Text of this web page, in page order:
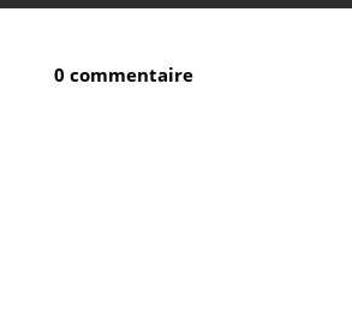
0 commentaire